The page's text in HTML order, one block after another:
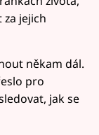
jejich
někam dál.
pro
jak se